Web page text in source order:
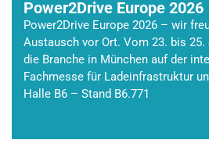
Power2Drive Europe 2026
Power2Drive Europe 2026 – wir
Austausch vor Ort. Vom 23. bis
die Branche in München auf der
Fachmesse für Ladeinfrastruktur
Halle B6 – Stand B6.771